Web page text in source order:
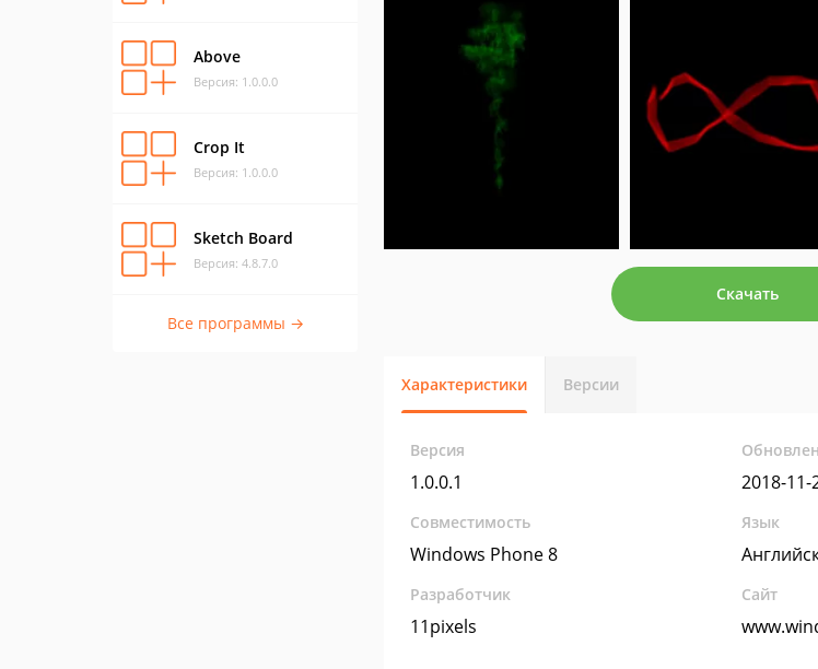
Above
Версия: 1.0.0.0
Crop It
Версия: 1.0.0.0
Sketch Board
Версия: 4.8.7.0
Все программы →
Скачать
Характеристики Версии
Версия
1.0.0.1 2018-11-
Совместимость
Windows Phone 8
Язык
Разработчик
11pixels
Сайт